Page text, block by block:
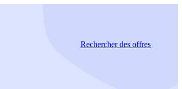
Rechercherdes offres